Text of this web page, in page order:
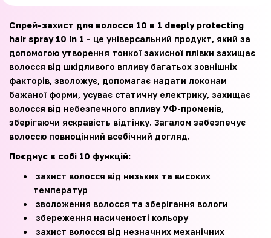
Спрей-захист для волосся 10 в 1 deeply protecting
hair spray 10 in 1 - це універсальний продукт, який за
допомогою утворення тонкої захисної плівки захищає
волосся від шкідливого впливу багатьох зовнішніх
факторів, зволожує, допомагає надати локонам
бажаної форми, усуває статичну електрику, захищає
волосся від небезпечного впливу УФ-променів,
зберігаючи яскравість відтінку. Загалом забезпечує
волоссю повноцінний всебічний догляд.
Поєднує в собі 10 функцій:
захист волосся від низьких та високих
температур
зволоження волосся та зберігання вологи
збереження насиченості кольору
захист волосся від незначних механічних